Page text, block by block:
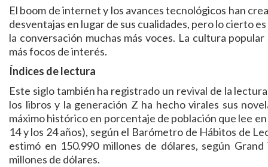
El boom de internet y los avances tecnológicos han
desventajas en lugar de sus cualidades, pero lo cierto
la conversación muchas más voces. La cultura
más focos de interés.
Índices de lectura
Este siglo también ha registrado un revival de la
los libros y la generación Z ha hecho virales sus
máximo histórico en porcentaje de población que lee
14 y los 24 años), según el Barómetro de Hábitos de
estimó en 150.990 millones de dólares, según
millones de dólares.